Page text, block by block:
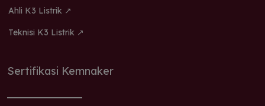
Ahli K3 Listrik ↗
Teknisi K3 Listrik ↗
Sertifikasi Kemnaker